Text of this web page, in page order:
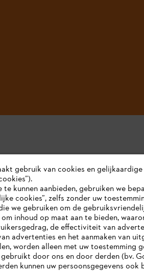
Bedrijf
Over ons
Pers
Werken bij STIHL
Duurzaamheid
gebruik van cookies en gelijkaardige
te kunnen aanbieden, gebruiken we
cookies”, zelfs zonder uw
we gebruiken om de
inhoud op maat aan te bieden,
de effectiviteit van
advertenties en het aanmaken van
worden alleen met uw toestemming
door ons en door derden (bv.
kunnen uw persoonsgegevens ook